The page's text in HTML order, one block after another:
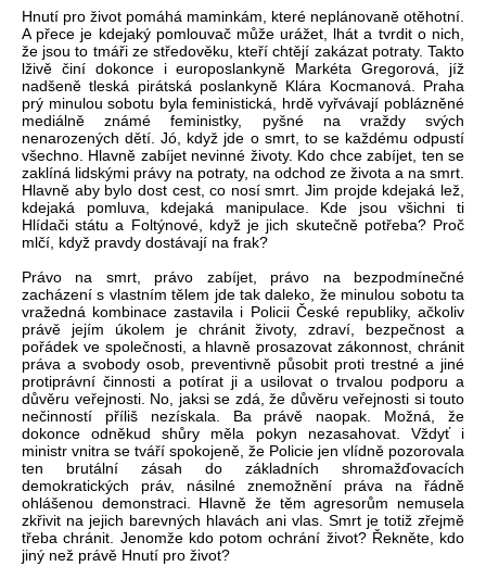
Hnutí pro život pomáhá maminkám, které neplánovaně otěhotní.
A přece je kdejaký pomlouvač může urážet, lhát a tvrdit o nich,
že jsou to tmáři ze středověku, kteří chtějí zakázat potraty. Takto
lživě činí dokonce i europoslankyně Markéta Gregorová, jíž
nadšeně tleská pirátská poslankyně Klára Kocmanová. Praha
prý minulou sobotu byla feministická, hrdě vyřvávají poblázněné
mediálně známé feministky, pyšné na vraždy svých
nenarozených dětí. Jó, když jde o smrt, to se každému odpustí
všechno. Hlavně zabíjet nevinné životy. Kdo chce zabíjet, ten se
zaklíná lidskými právy na potraty, na odchod ze života a na smrt.
Hlavně aby bylo dost cest, co nosí smrt. Jim projde kdejaká lež,
kdejaká pomluva, kdejaká manipulace. Kde jsou všichni ti
Hlídači státu a Foltýnové, když je jich skutečně potřeba? Proč
mlčí, když pravdy dostávají na frak?
Právo na smrt, právo zabíjet, právo na bezpodmínečné
zacházení s vlastním tělem jde tak daleko, že minulou sobotu ta
vražedná kombinace zastavila i Policii České republiky, ačkoliv
právě jejím úkolem je chránit životy, zdraví, bezpečnost a
pořádek ve společnosti, a hlavně prosazovat zákonnost, chránit
práva a svobody osob, preventivně působit proti trestné a jiné
protiprávní činnosti a potírat ji a usilovat o trvalou podporu a
důvěru veřejnosti. No, jaksi se zdá, že důvěru veřejnosti si touto
nečinností příliš nezískala. Ba právě naopak. Možná, že
dokonce odněkud shůry měla pokyn nezasahovat. Vždyť i
ministr vnitra se tváří spokojeně, že Policie jen vlídně pozorovala
ten brutální zásah do základních shromažďovacích
demokratických práv, násilné znemožnění práva na řádně
ohlášenou demonstraci. Hlavně že těm agresorům nemusela
zkřivit na jejich barevných hlavách ani vlas. Smrt je totiž zřejmě
třeba chránit. Jenomže kdo potom ochrání život? Řekněte, kdo
jiný než právě Hnutí pro život?